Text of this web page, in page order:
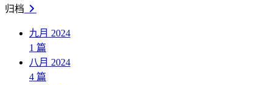
归档
九月 2024
1 篇
八月 2024
4 篇